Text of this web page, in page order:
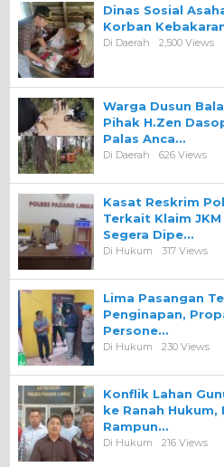
Dinas Sosial
Korban
Di Daerah 2,500 Views
Warga Dusun
Pihak H.Zen
Palas Anca…
Di Daerah 626 Views
Kasat Reskrim
Terkait Klaim
Segera Dipe…
Di Hukum 317 Views
Lima Pasangan
Penginapan,
Persone…
Di Hukum 230 Views
Konflik Lahan
ke Ranah Hukum,
Rampun…
Di Hukum 216 Views